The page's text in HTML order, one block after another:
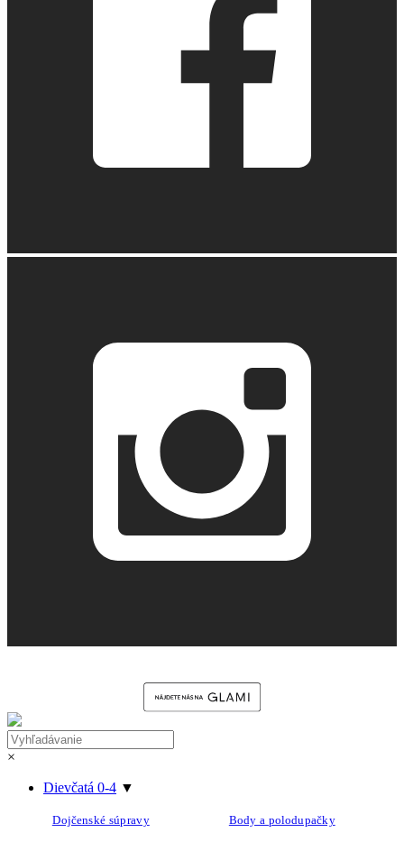
×
Dievčatá 0-4 ▼
Dojčenské súpravy Body a polodupačky